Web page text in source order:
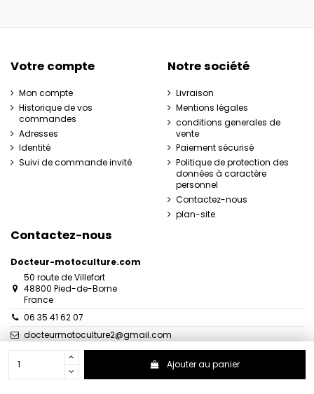
Ajouter au panier
Votre compte
Mon compte
Historique de vos
commandes
Adresses
Identité
Suivi de commande invité
Notre société
Livraison
Mentions légales
conditions generales de
vente
Paiement sécurisé
Politique de protection des
données à caractère
personnel
Contactez-nous
plan-site
Contactez-nous
Docteur-motoculture.com
50 route de Villefort
48800 Pied-de-Borne
France
06 35 41 62 07
docteurmotoculture2@gmail.com